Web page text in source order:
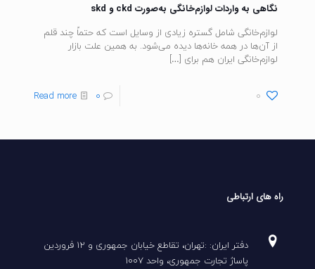
نگاهی به واردات لوازم‌خانگی به‌صورت ckd و skd
لوازم‌خانگی شامل گستره زیادی از وسایل است که حتماً چند قلم
از آن‌ها در همه خانه‌ها دیده می‌شود. به همین علت بازار
لوازم‌خانگی ایران هم برای […]
0
0
Read more
راه های ارتباطی
دفتر ایران: :تهران، تقاطع خیابان جمهوری و 12 فروردین
پاساژ تجارت جمهوری، واحد 1007